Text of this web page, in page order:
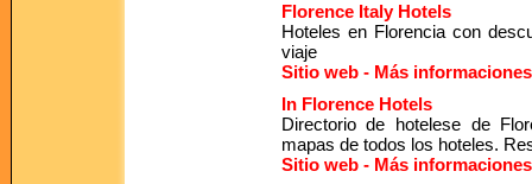
Florence Italy Hotels
Hoteles en Florencia con
viaje
Sitio web - Más
In Florence Hotels
Directorio de hotelese de
mapas de todos los hoteles.
Sitio web - Más